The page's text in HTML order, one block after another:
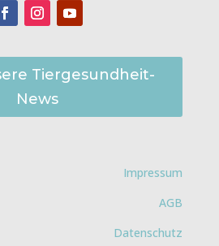
Tiergesundheit-
News
Impressum
AGB
Datenschutz